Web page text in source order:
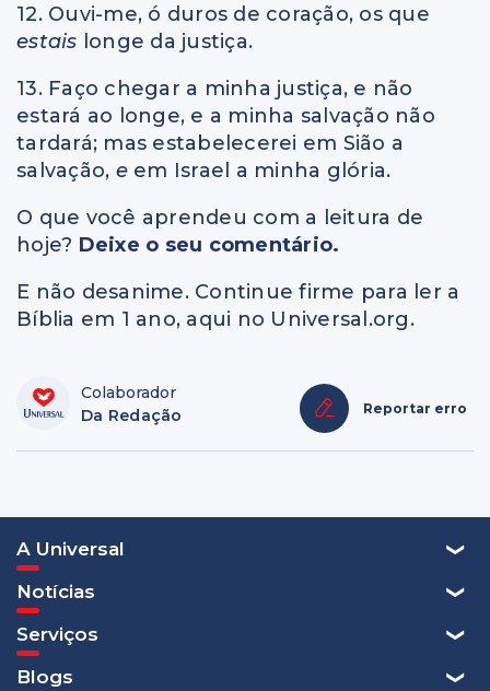
12. Ouvi-me, ó duros de coração, os que
estais longe da justiça.
13. Faço chegar a minha justiça, e não
estará ao longe, e a minha salvação não
tardará; mas estabelecerei em Sião a
salvação, e em Israel a minha glória.
O que você aprendeu com a leitura de
hoje? Deixe o seu comentário.
E não desanime. Continue firme para ler a
Bíblia em 1 ano, aqui no Universal.org.
Colaborador
Da Redação
Reportar erro
A Universal
Notícias
Serviços
Blogs